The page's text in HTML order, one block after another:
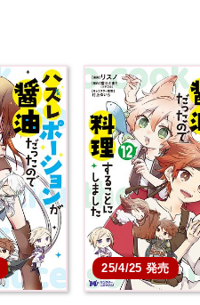
25/4/25 発売